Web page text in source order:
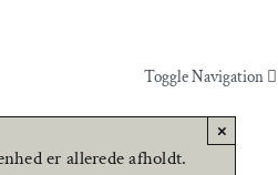
Toggle Navigation
Toggle Navigation
er allerede afholdt.
×